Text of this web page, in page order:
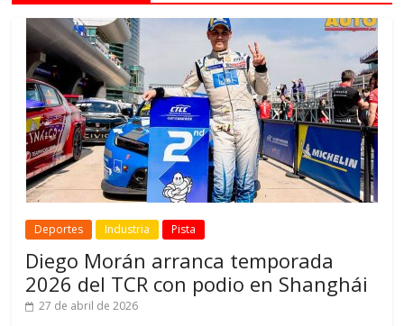
Deportes Industria Pista
Diego Morán arranca temporada
2026 del TCR con podio en Shanghái
27 de abril de 2026